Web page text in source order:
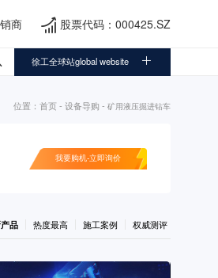
商  股票代码：000425.SZ
徐工全球站global website 
位置： 首页- 设备导购 - 矿用液压掘进钻车
我要购机-立即询价
品 热度最高 施工案例 权威测评